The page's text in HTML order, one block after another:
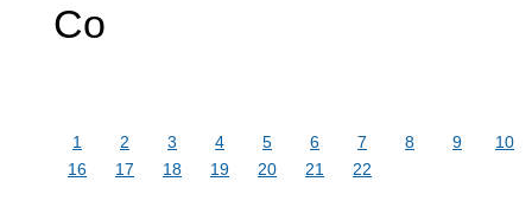
Со
1 2 3 4 5 6 7 8 9
10
16
17 18 19 20 21 22